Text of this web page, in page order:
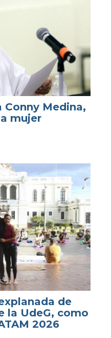
Conny Medina,
mujer
de
la UdeG, como
2026